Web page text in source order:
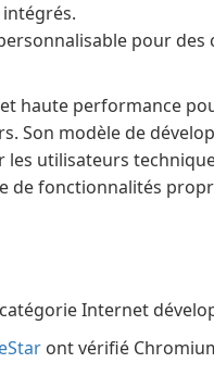
pour
haute performance
Son modèle de
utilisateurs
de fonctionnalités
Internet
ont vérifié